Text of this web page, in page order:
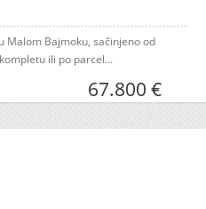
Malom Bajmoku, sačinjeno od
ili po parcel...
67.800 €